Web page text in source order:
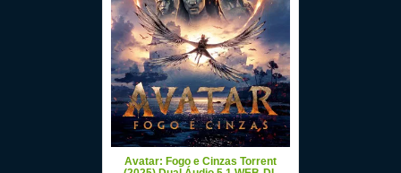
Avatar: Fogo e Cinzas Torrent